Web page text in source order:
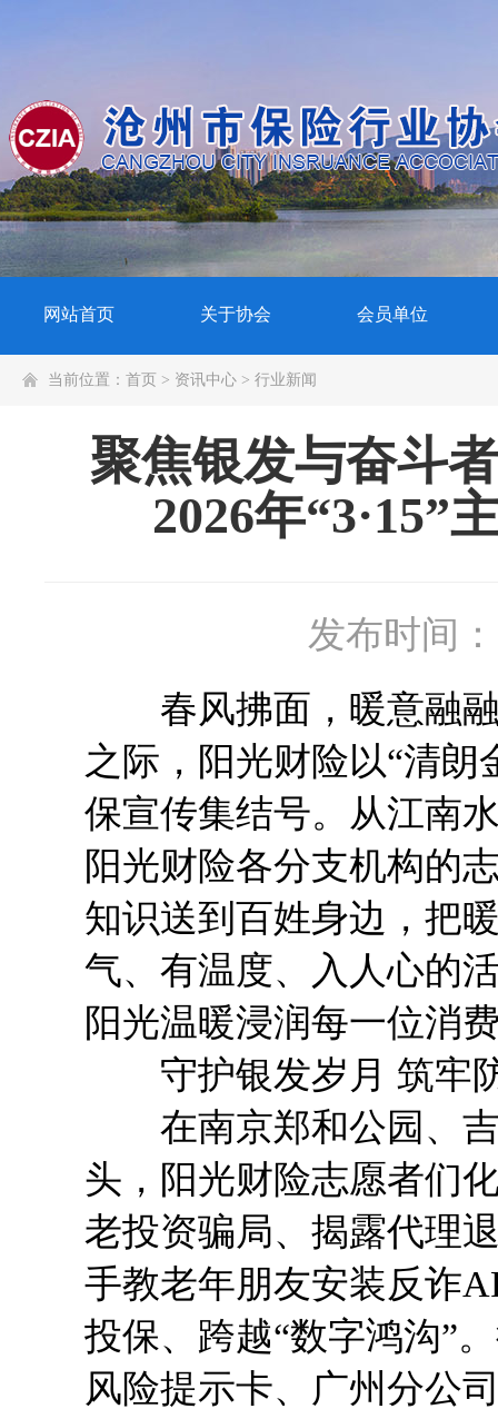
网站首页 关于协会 会员单位
当前位置： 首页 > 资讯中心 > 行业新闻
聚焦银发与奋斗
2026年“3·15”
发布时间
春风拂面，暖意融融
之际，阳光财险以“清
保宣传集结号。从江南
阳光财险各分支机构的
知识送到百姓身边，把
气、有温度、入人心的
阳光温暖浸润每一位消
守护银发岁月 筑牢防
在南京郑和公园、吉
头，阳光财险志愿者们
老投资骗局、揭露代理
手教老年朋友安装反诈
投保、跨越“数字鸿沟”
风险提示卡、广州分公